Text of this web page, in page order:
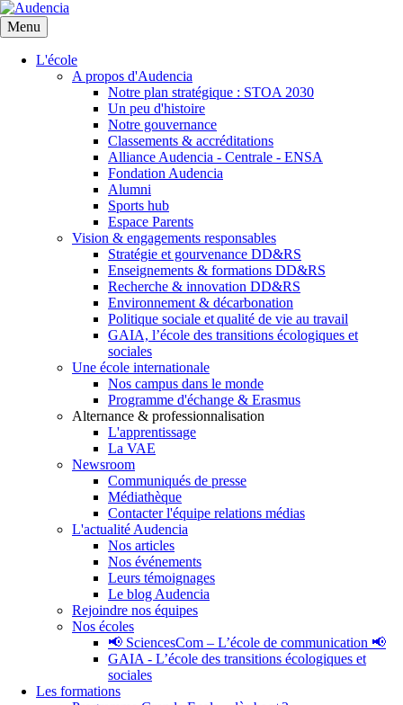
Aller
au
contenu
principal
Menu
L'école
A propos d'Audencia
Notre plan stratégique : STOA 2030
Un peu d'histoire
Notre gouvernance
Classements & accréditations
Alliance Audencia - Centrale - ENSA
Fondation Audencia
Alumni
Sports hub
Espace Parents
Vision & engagements responsables
Stratégie et gourvenance DD&RS
Enseignements & formations DD&RS
Recherche & innovation DD&RS
Environnement & décarbonation
Politique sociale et qualité de vie au travail
GAIA, l’école des transitions écologiques et
sociales
Une école internationale
Nos campus dans le monde
Programme d'échange & Erasmus
Alternance & professionnalisation
L'apprentissage
La VAE
Newsroom
Communiqués de presse
Médiathèque
Contacter l'équipe relations médias
L'actualité Audencia
Nos articles
Nos événements
Leurs témoignages
Le blog Audencia
Rejoindre nos équipes
Nos écoles
📢 SciencesCom – L’école de communication 📢
GAIA - L’école des transitions écologiques et
sociales
Les formations